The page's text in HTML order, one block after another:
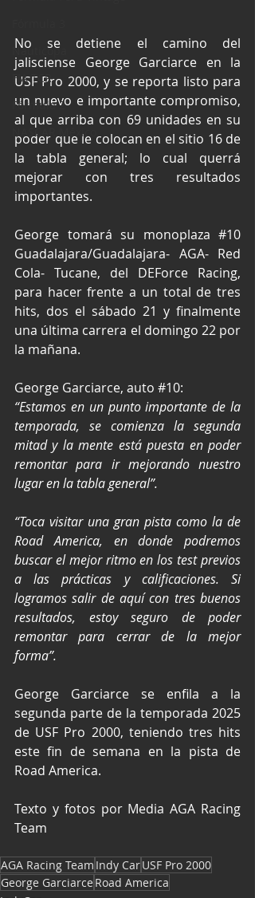
Nauticopa
FIA TCR
Fórmula 2
NASCAR México
No se detiene el camino del
jalisciense George Garciarce en la
USF Pro 2000, y se reporta listo para
un nuevo e importante compromiso,
al que arriba con 69 unidades en su
poder que le colocan en el sitio 16 de
la tabla general; lo cual querrá
mejorar con tres resultados
importantes.
George tomará su monoplaza #10
Guadalajara/Guadalajara- AGA- Red
Cola- Tucane, del DEForce Racing,
para hacer frente a un total de tres
hits, dos el sábado 21 y finalmente
una última carrera el domingo 22 por
la mañana.
George Garciarce, auto #10:
“Estamos en un punto importante de la
temporada, se comienza la segunda
mitad y la mente está puesta en poder
remontar para ir mejorando nuestro
lugar en la tabla general”.
“Toca visitar una gran pista como la de
Road America, en donde podremos
buscar el mejor ritmo en los test previos
a las prácticas y calificaciones. Si
logramos salir de aquí con tres buenos
resultados, estoy seguro de poder
remontar para cerrar de la mejor
forma”.
George Garciarce se enfila a la
segunda parte de la temporada 2025
de USF Pro 2000, teniendo tres hits
este fin de semana en la pista de
Road America.
Texto y fotos por Media AGA Racing
Team
AGA Racing Team Indy CarUSF Pro 2000
George Garciarce Road America